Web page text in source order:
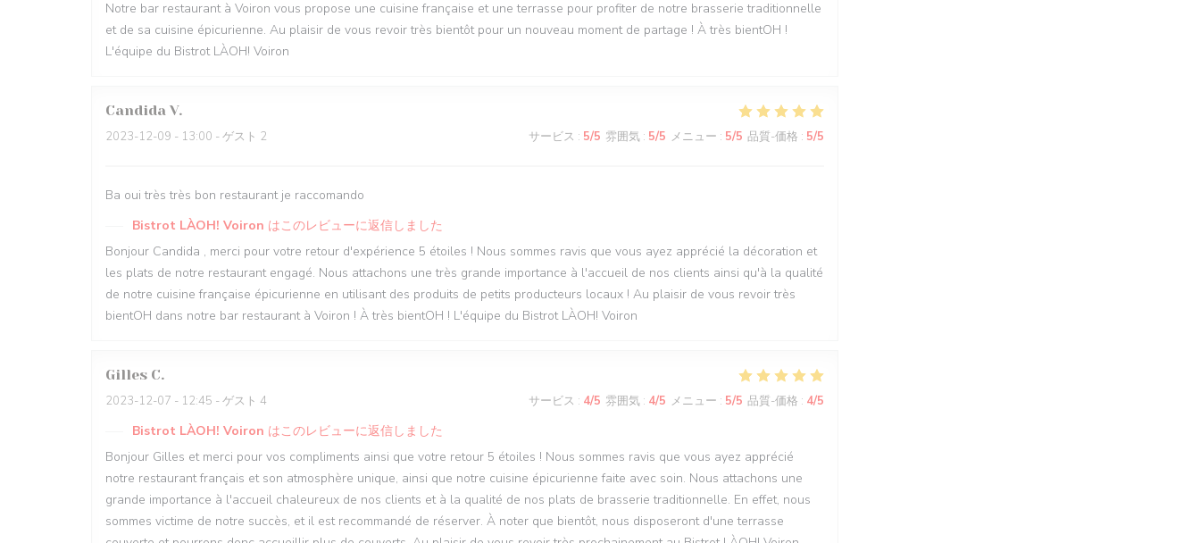
Notre bar restaurant à Voiron vous propose une cuisine française et une terrasse pour profiter de notre brasserie traditionnelle
et de sa cuisine épicurienne. Au plaisir de vous revoir très bientôt pour un nouveau moment de partage ! À très bientOH !
L'équipe du Bistrot LÀOH! Voiron
Candida V
2023-12-09 - 13:00 - ゲスト 2 サービス : 5/5 雰囲気 : 5/5 メニュー : 5/5 品質-価格 : 5/5
Ba oui très très bon restaurant je raccomando
Bistrot LÀOH! Voiron はこのレビューに返信しました
Bonjour Candida , merci pour votre retour d'expérience 5 étoiles ! Nous sommes ravis que vous ayez apprécié la décoration et
les plats de notre restaurant engagé. Nous attachons une très grande importance à l'accueil de nos clients ainsi qu'à la qualité
de notre cuisine française épicurienne en utilisant des produits de petits producteurs locaux ! Au plaisir de vous revoir très
bientOH dans notre bar restaurant à Voiron ! À très bientOH ! L'équipe du Bistrot LÀOH! Voiron
Gilles C
2023-12-07 - 12:45 - ゲスト 4 サービス : 4/5 雰囲気 : 4/5 メニュー : 5/5 品質-価格 : 4/5
Bistrot LÀOH! Voiron はこのレビューに返信しました
Bonjour Gilles et merci pour vos compliments ainsi que votre retour 5 étoiles ! Nous sommes ravis que vous ayez apprécié
notre restaurant français et son atmosphère unique, ainsi que notre cuisine épicurienne faite avec soin. Nous attachons une
grande importance à l'accueil chaleureux de nos clients et à la qualité de nos plats de brasserie traditionnelle. En effet, nous
sommes victime de notre succès, et il est recommandé de réserver. À noter que bientôt, nous disposeront d'une terrasse